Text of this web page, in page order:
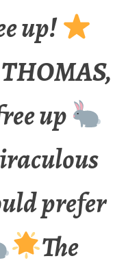
up!
up
prefer
The